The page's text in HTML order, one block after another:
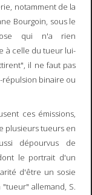
notamment de la
Bourgoin, sous le
qui n'a rien
à celle du tueur lui-
il ne faut pas
binaire ou
ces émissions,
plusieurs tueurs en
dépourvus de
le portrait d'un
d'être un sosie
allemand, S.